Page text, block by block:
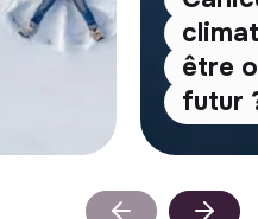
être
futur